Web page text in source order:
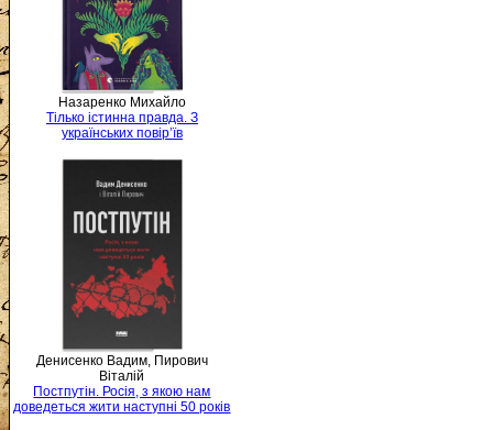
Назаренко Михайло
Тілько істинна правда. З
українських повір’їв
Денисенко Вадим, Пирович
Віталій
Постпутін. Росія, з якою нам
доведеться жити наступні 50 років